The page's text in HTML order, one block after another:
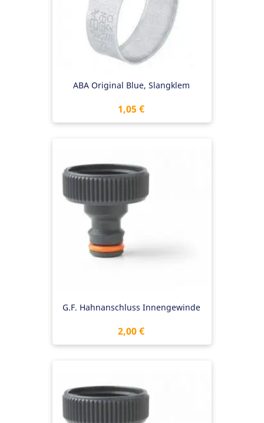
ABA Original Blue, Slangklem
Preis
1,05 €
G.F. Hahnanschluss Innengewinde
Preis
2,00 €